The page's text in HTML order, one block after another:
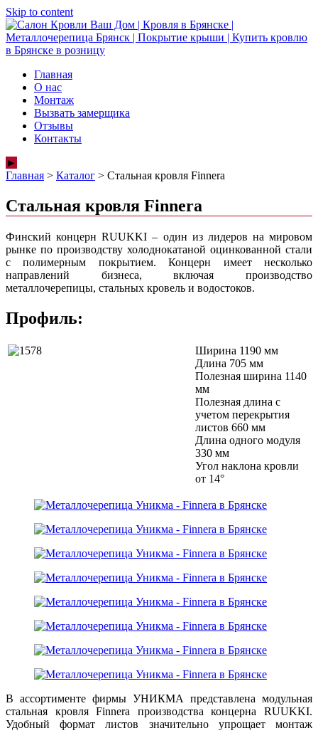
Skip to content
Главная
О нас
Монтаж
Вызвать замерщика
Отзывы
Контакты
►
Главная > Каталог > Стальная кровля Finnera
Стальная кровля Finnera
Финский концерн RUUKKI – один из лидеров на мировом
рынке по производству холоднокатаной оцинкованной стали
с полимерным покрытием. Концерн имеет несколько
направлений бизнеса, включая производство
металлочерепицы, стальных кровель и водостоков.
Профиль:
Ширина 1190 мм
Длина 705 мм
Полезная ширина 1140
мм
Полезная длина с
учетом перекрытия
листов 660 мм
Длина одного модуля
330 мм
Угол наклона кровли
от 14°
В ассортименте фирмы УНИКМА представлена модульная
стальная кровля Finnera производства концерна RUUKKI.
Удобный формат листов значительно упрощает монтаж